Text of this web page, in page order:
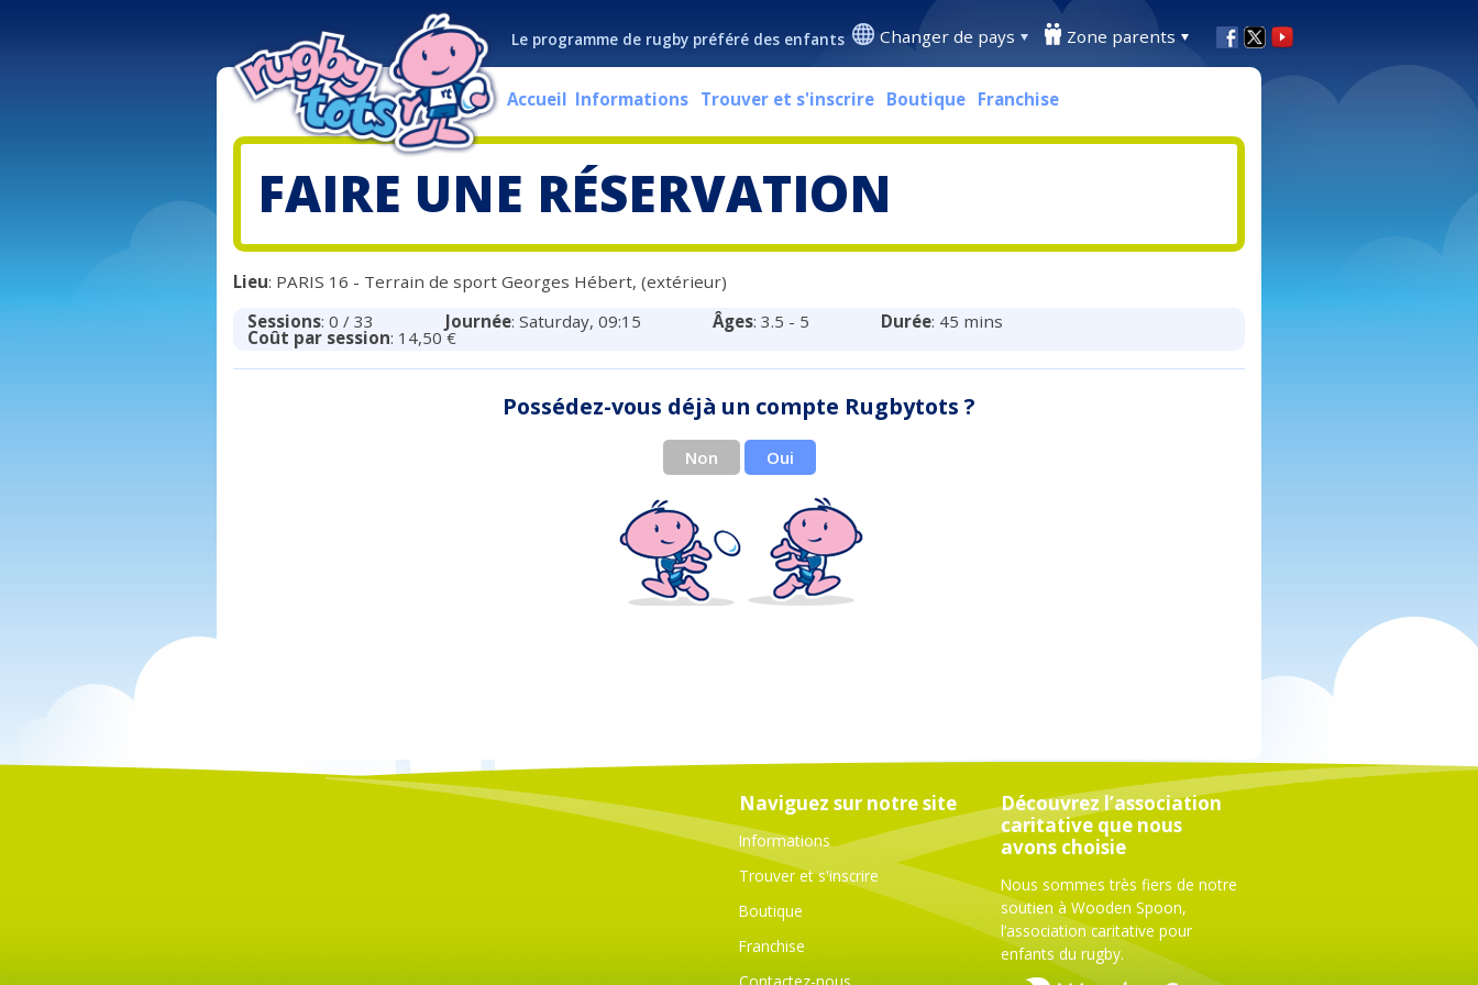
Le programme de rugby préféré des enfants Changer de pays Zone parents
Accueil Informations Trouver et s'inscrire Boutique Franchise
FAIRE UNE RÉSERVATION
Lieu: PARIS 16 - Terrain de sport Georges Hébert, (extérieur)
Sessions: 0 / 33 Journée: Saturday, 09:15 Âges: 3.5 - 5 Durée: 45 mins
Coût par session: 14,50 €
Possédez-vous déjà un compte Rugbytots ?
Non Oui
Naviguez sur notre site
Informations
Trouver et s'inscrire
Boutique
Franchise
Découvrez l’association
caritative que nous
avons choisie
Nous sommes très fiers de notre
soutien à Wooden Spoon,
l’association caritative pour
enfants du rugby.